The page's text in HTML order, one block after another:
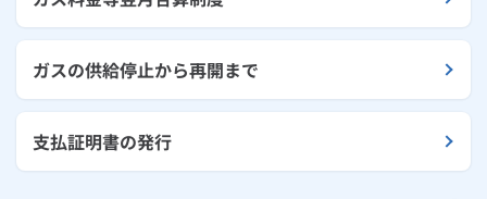
ガスの供給停止から再開まで
支払証明書の発行